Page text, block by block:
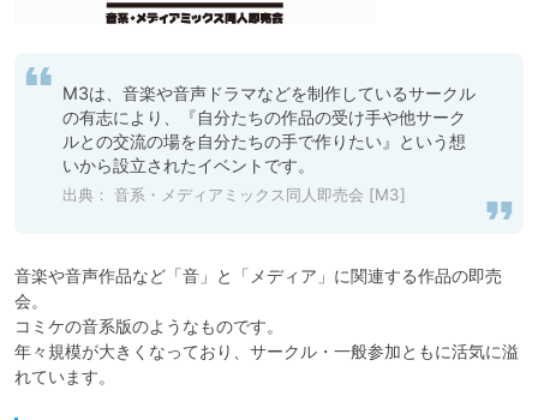
M3は、音楽や音声ドラマなどを制作しているサークル
の有志により、『自分たちの作品の受け手や他サーク
ルとの交流の場を自分たちの手で作りたい』という想
いから設立されたイベントです。
出典： 音系・メディアミックス同人即売会 [M3]
音楽や音声作品など「音」と「メディア」に関連する作品の即売
会。
コミケの音系版のようなものです。
年々規模が大きくなっており、サークル・一般参加ともに活気に溢
れています。